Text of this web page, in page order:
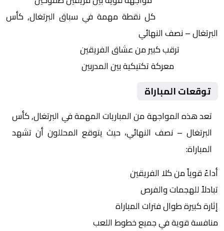
كل نقطة مهمة في سباق البرتغال, كأس
البرتغال – نصف النهائي
ترقب كبير من عشاق الفريقين
معركة تكتيكية بين المدربين
توقعات المباراة
تعد هذه المواجهة من المباريات المهمة في البرتغال, كأس
البرتغال – نصف النهائي، حيث يتوقع المحللون أن تشهد
المباراة:
أداءً قوياً من كلا الفريقين
تبادلاً للهجمات والفرص
إثارة كبيرة طوال فترات المباراة
منافسة قوية في جميع خطوط اللعب